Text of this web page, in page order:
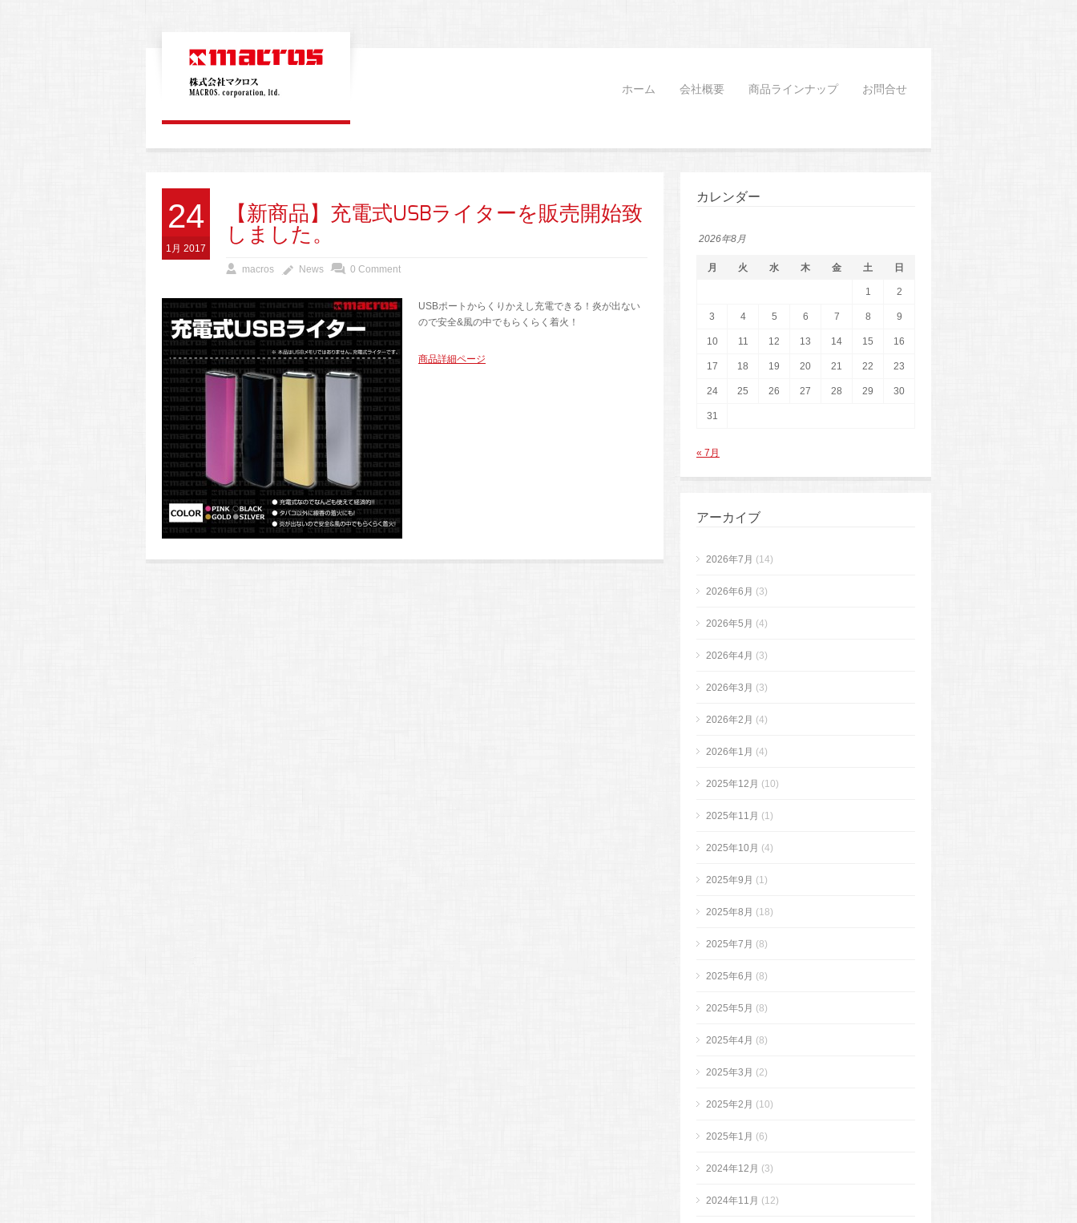
ホーム 会社概要 商品ラインナップ お問合せ
24
1月 2017
【新商品】充電式USBライターを販売開始致
しました。
macros News 0 Comment
USBポートからくりかえし充電できる！炎が出ない
ので安全&風の中でもらくらく着火！
商品詳細ページ
カレンダー
2026年8月
月 火 水 木 金 土 日
1 2
3 4 5 6 7 8 9
10 11 12 13 14 15 16
17 18 19 20 21 22 23
24 25 26 27 28 29 30
31
« 7月
アーカイブ
2026年7月 (14)
2026年6月 (3)
2026年5月 (4)
2026年4月 (3)
2026年3月 (3)
2026年2月 (4)
2026年1月 (4)
2025年12月 (10)
2025年11月 (1)
2025年10月 (4)
2025年9月 (1)
2025年8月 (18)
2025年7月 (8)
2025年6月 (8)
2025年5月 (8)
2025年4月 (8)
2025年3月 (2)
2025年2月 (10)
2025年1月 (6)
2024年12月 (3)
2024年11月 (12)